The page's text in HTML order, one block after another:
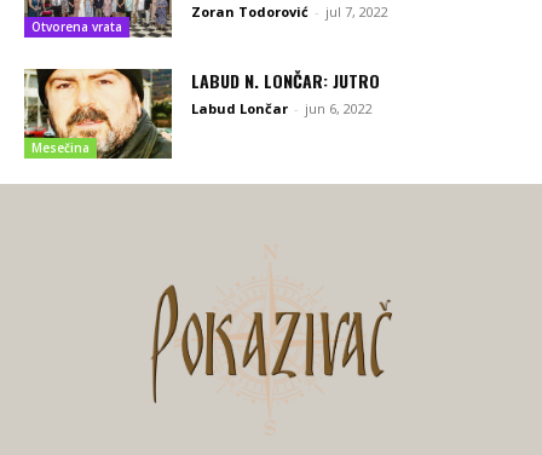
Otvorena vrata
Zoran Todorović - jul 7, 2022
Mesečina
LABUD N. LONČAR: JUTRO
Labud Lončar - jun 6, 2022